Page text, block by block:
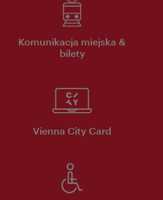
Komunikacja miejska &
bilety
Vienna City Card